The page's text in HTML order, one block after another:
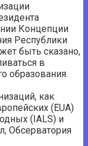
Концепции
Республики
быть сказано,
в
образования.
как
(EUA)
(IALS) и
Обсерватория